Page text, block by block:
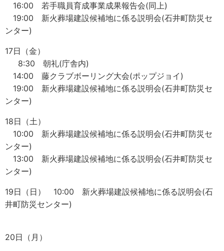
16:00 若手職員育成事業成果報告会(同上)
19:00 新火葬場建設候補地に係る説明会(石井町防災セ
ンター)
17日（金）
8:30 朝礼(庁舎内)
14:00 藤クラブボーリング大会(ポップジョイ)
19:00 新火葬場建設候補地に係る説明会(石井町防災セ
ンター)
18日（土）
10:00 新火葬場建設候補地に係る説明会(石井町防災セ
ンター)
13:00 新火葬場建設候補地に係る説明会(石井町防災セ
ンター)
19日（日） 10:00 新火葬場建設候補地に係る説明会(石
井町防災センター)
20日（月）